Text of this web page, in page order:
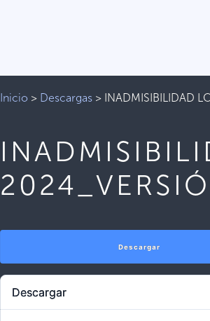
Inicio > Descargas > INADMISIBILIDAD
Descargar
Descargar